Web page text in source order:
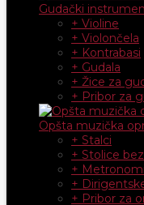
Gudački
+ Violine
+ Violončela
+ Kontrabasi
+ Gudala
+ Žice za
+ Pribor za
Opšta muzička
+ Stalci
+ Stolice
+
+
+ Pribor za